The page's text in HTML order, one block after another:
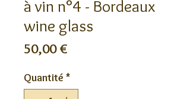
à vin n°4 - Bordeaux
wine glass
50,00 €
Quantité *